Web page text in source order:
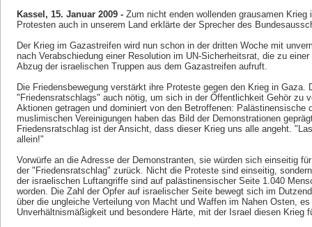
Kassel, 15. Januar 2009 - Zum nicht enden wollenden grausamen Krieg
Protesten auch in unserem Land erklärte der Sprecher des
Der Krieg im Gazastreifen wird nun schon in der dritten Woche mit
nach Verabschiedung einer Resolution im UN-Sicherheitsrat, die zu
Abzug der israelischen Truppen aus dem Gazastreifen aufruft.
Die Friedensbewegung verstärkt ihre Proteste gegen den Krieg in Gaza.
"Friedensratschlags" auch nötig, um sich in der Öffentlichkeit Gehör zu
Aktionen getragen und dominiert von den Betroffenen: Palästinensische
muslimischen Vereinigungen haben das Bild der Demonstrationen
Friedensratschlag ist der Ansicht, dass dieser Krieg uns alle angeht.
allein!"
Vorwürfe an die Adresse der Demonstranten, sie würden sich einseitig
der "Friedensratschlag" zurück. Nicht die Proteste sind einseitig,
der israelischen Luftangriffe sind auf palästinensischer Seite 1.040
worden. Die Zahl der Opfer auf israelischer Seite bewegt sich im
über die ungleiche Verteilung von Macht und Waffen im Nahen Osten,
Unverhältnismäßigkeit und besondere Härte, mit der Israel diesen Krieg